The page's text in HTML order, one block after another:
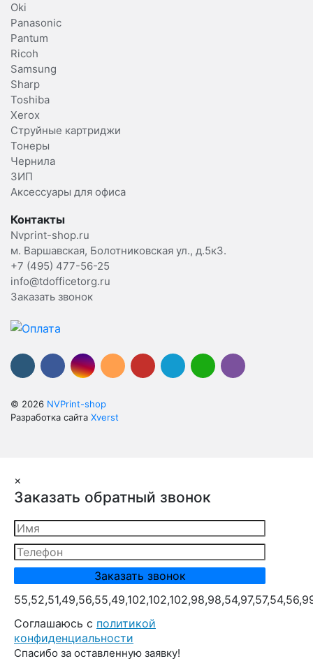
Oki
Panasonic
Pantum
Ricoh
Samsung
Sharp
Toshiba
Xerox
Струйные картриджи
Тонеры
Чернила
ЗИП
Аксессуары для офиса
Контакты
Nvprint-shop.ru
м. Варшавская, Болотниковская ул., д.5к3.
+7 (495) 477-56-25
info@tdofficetorg.ru
Заказать звонок
© 2026 NVPrint-shop
Разработка сайта Xverst
×
Заказать обратный звонок
Cоглашаюсь с политикой
конфиденциальности
Спасибо за оставленную заявку!